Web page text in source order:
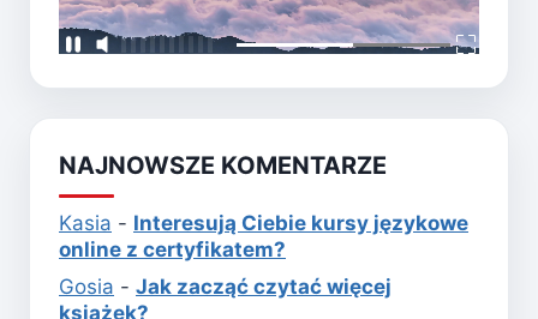
NAJNOWSZE KOMENTARZE
Kasia - Interesują Ciebie kursy językowe
online z certyfikatem?
Gosia - Jak zacząć czytać więcej
książek?